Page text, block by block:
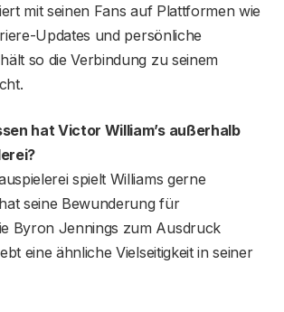
mit seinen Fans auf Plattformen wie
Updates und persönliche
so die Verbindung zu seinem
hat Victor William’s außerhalb
spielt Williams gerne
seine Bewunderung für
Byron Jennings zum Ausdruck
eine ähnliche Vielseitigkeit in seiner